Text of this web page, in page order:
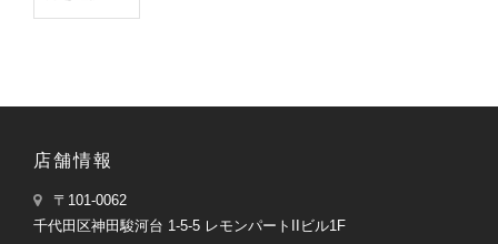
店舗情報
〒101-0062
千代田区神田駿河台 1-5-5 レモンパートIIビル1F